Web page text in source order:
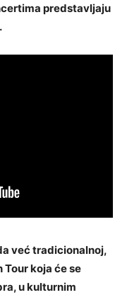
predstavljaju
već tradicionalnoj,
koja će se
u kulturnim